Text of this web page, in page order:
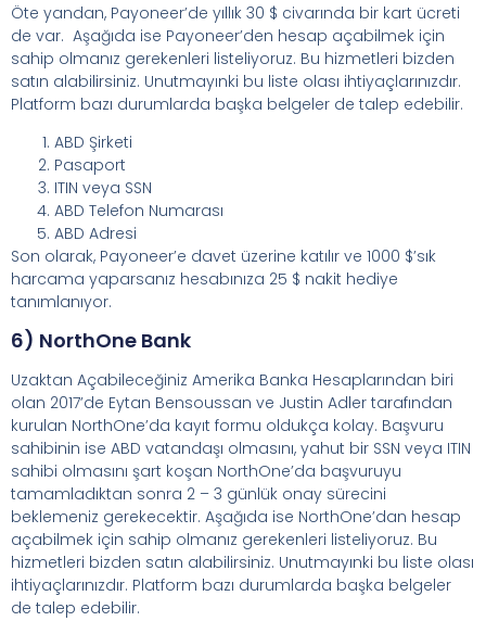
Öte yandan, Payoneer’de yıllık 30 $ civarında bir kart ücreti
de var. Aşağıda ise Payoneer’den hesap açabilmek için
sahip olmanız gerekenleri listeliyoruz. Bu hizmetleri bizden
satın alabilirsiniz. Unutmayınki bu liste olası ihtiyaçlarınızdır.
Platform bazı durumlarda başka belgeler de talep edebilir.
ABD Şirketi
Pasaport
ITIN veya SSN
ABD Telefon Numarası
ABD Adresi
Son olarak, Payoneer’e davet üzerine katılır ve 1000 $’sık
harcama yaparsanız hesabınıza 25 $ nakit hediye
tanımlanıyor.
6) NorthOne Bank
Uzaktan Açabileceğiniz Amerika Banka Hesaplarından biri
olan 2017’de Eytan Bensoussan ve Justin Adler tarafından
kurulan NorthOne’da kayıt formu oldukça kolay. Başvuru
sahibinin ise ABD vatandaşı olmasını, yahut bir SSN veya ITIN
sahibi olmasını şart koşan NorthOne’da başvuruyu
tamamladıktan sonra 2 – 3 günlük onay sürecini
beklemeniz gerekecektir. Aşağıda ise NorthOne’dan hesap
açabilmek için sahip olmanız gerekenleri listeliyoruz. Bu
hizmetleri bizden satın alabilirsiniz. Unutmayınki bu liste olası
ihtiyaçlarınızdır. Platform bazı durumlarda başka belgeler
de talep edebilir.